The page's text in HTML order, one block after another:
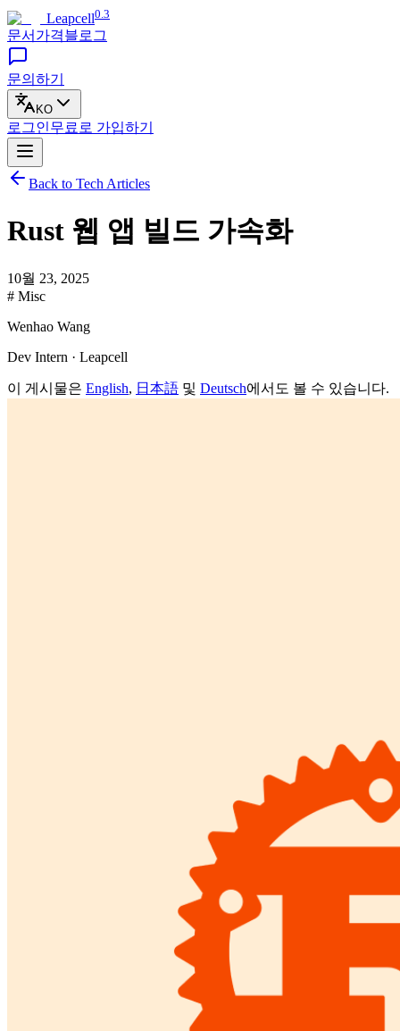
Leapcell0.3
문서 가격블로그
문의하기
KO
로그인무료로 가입하기
Back to Tech Articles
Rust 웹 앱 빌드 가속화
10월 23, 2025
# Misc
Wenhao Wang
Dev Intern · Leapcell
이 게시물은 English, 日本語 및 Deutsch에서도 볼 수 있습니다.